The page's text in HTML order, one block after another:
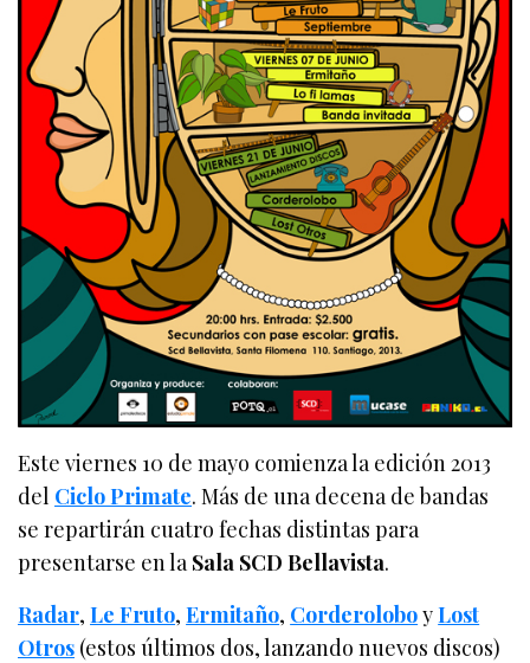
Este viernes 10 de mayo comienza la edición 2013
del Ciclo Primate. Más de una decena de bandas
se repartirán cuatro fechas distintas para
presentarse en laSala SCD Bellavista.
Radar,Le Fruto,Ermitaño, CorderoloboyLost
Otros (estos últimos dos, lanzando nuevos discos)